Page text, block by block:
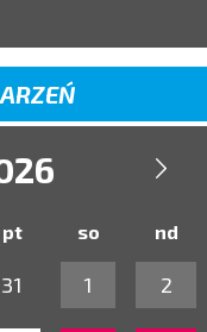

pt so nd
31 1 2